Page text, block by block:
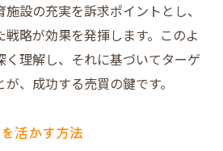
設の充実を訴求ポイントとし、
略が効果を発揮します。このよ
く理解し、それに基づいてターゲ
、成功する売買の鍵です。
活かす方法